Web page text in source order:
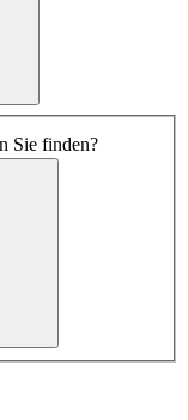
Sie finden?